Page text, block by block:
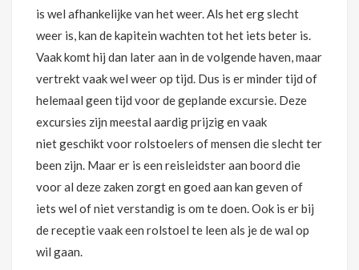
is wel afhankelijke van het weer. Als het erg slecht
weer is, kan de kapitein wachten tot het iets beter is.
Vaak komt hij dan later aan in de volgende haven, maar
vertrekt vaak wel weer op tijd. Dus is er minder tijd of
helemaal geen tijd voor de geplande excursie. Deze
excursies zijn meestal aardig prijzig en vaak
niet geschikt voor rolstoelers of mensen die slecht ter
been zijn. Maar er is een reisleidster aan boord die
voor al deze zaken zorgt en goed aan kan geven of
iets wel of niet verstandig is om te doen. Ook is er bij
de receptie vaak een rolstoel te leen als je de wal op
wil gaan.